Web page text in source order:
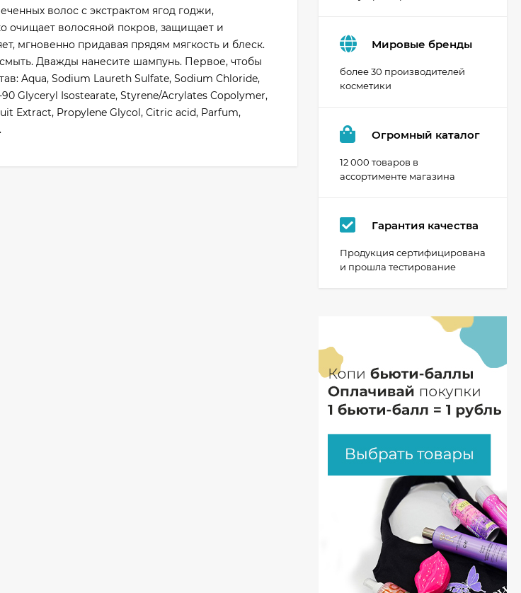
волос с экстрактом ягод годжи,
очищает волосяной покров, защищает и
мгновенно придавая прядям мягкость и блеск.
Дважды нанесите шампунь. Первое, чтобы
Aqua, Sodium Laureth Sulfate, Sodium Chloride,
Glyceryl Isostearate, Styrene/Acrylates Copolymer,
Extract, Propylene Glycol, Citric acid, Parfum,
Мировые бренды
более 30 производителей
косметики
Огромный каталог
12 000 товаров в
ассортименте магазина
Гарантия качества
Продукция сертифицирована
и прошла тестирование